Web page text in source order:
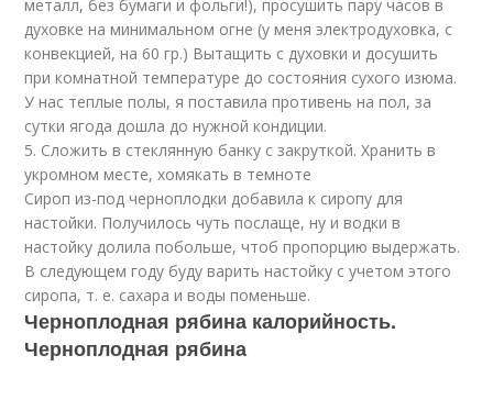
металл, без бумаги и фольги!), просушить пару часов в
духовке на минимальном огне (у меня электродуховка, с
конвекцией, на 60 гр.) Вытащить с духовки и досушить
при комнатной температуре до состояния сухого изюма.
У нас теплые полы, я поставила противень на пол, за
сутки ягода дошла до нужной кондиции.
5. Сложить в стеклянную банку с закруткой. Хранить в
укромном месте, хомякать в темноте
Сироп из-под черноплодки добавила к сиропу для
настойки. Получилось чуть послаще, ну и водки в
настойку долила побольше, чтоб пропорцию выдержать.
В следующем году буду варить настойку с учетом этого
сиропа, т. е. сахара и воды поменьше.
Черноплодная рябина калорийность.
Черноплодная рябина